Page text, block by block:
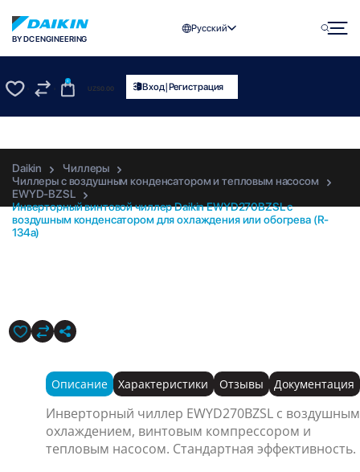
BY DC ENGINEERING
Русский
0
UZS0.00 Вход|Регистрация
Daikin
Чиллеры
Чиллеры с воздушным конденсатором и тепловым насосом
EWYD-BZSL
Инверторный винтовой чиллер Daikin EWYD270BZSL с
воздушным конденсатором для охлаждения или обогрева (R-
134a)
Описание Характеристики Отзывы Документация
Инверторный чиллер EWYD270BZSL с воздушным
охлаждением, винтовым компрессором и
тепловым насосом. Стандартная эффективность.